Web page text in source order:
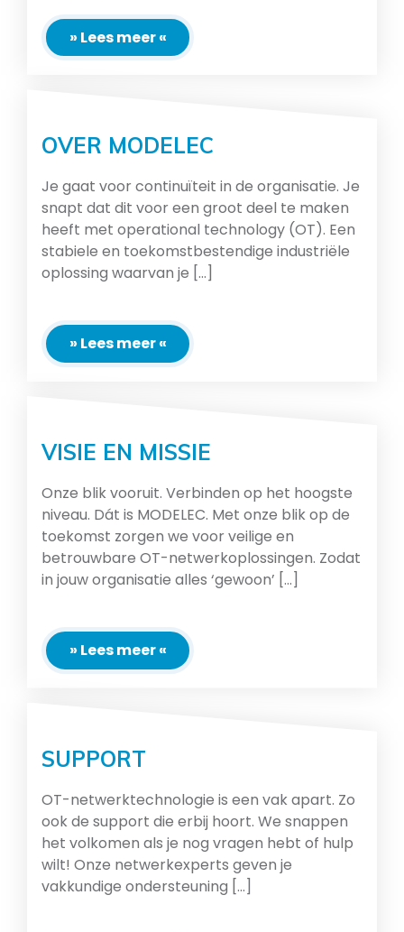
» Lees meer «
OVER MODELEC
Je gaat voor continuïteit in de organisatie. Je
snapt dat dit voor een groot deel te maken
heeft met operational technology (OT). Een
stabiele en toekomstbestendige industriële
oplossing waarvan je [...]
» Lees meer «
VISIE EN MISSIE
Onze blik vooruit. Verbinden op het hoogste
niveau. Dát is MODELEC. Met onze blik op de
toekomst zorgen we voor veilige en
betrouwbare OT-netwerkoplossingen. Zodat
in jouw organisatie alles ‘gewoon’ [...]
» Lees meer «
SUPPORT
OT-netwerktechnologie is een vak apart. Zo
ook de support die erbij hoort. We snappen
het volkomen als je nog vragen hebt of hulp
wilt! Onze netwerkexperts geven je
vakkundige ondersteuning [...]